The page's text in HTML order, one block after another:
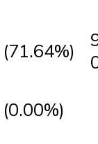
(71.64%)
(0.00%)